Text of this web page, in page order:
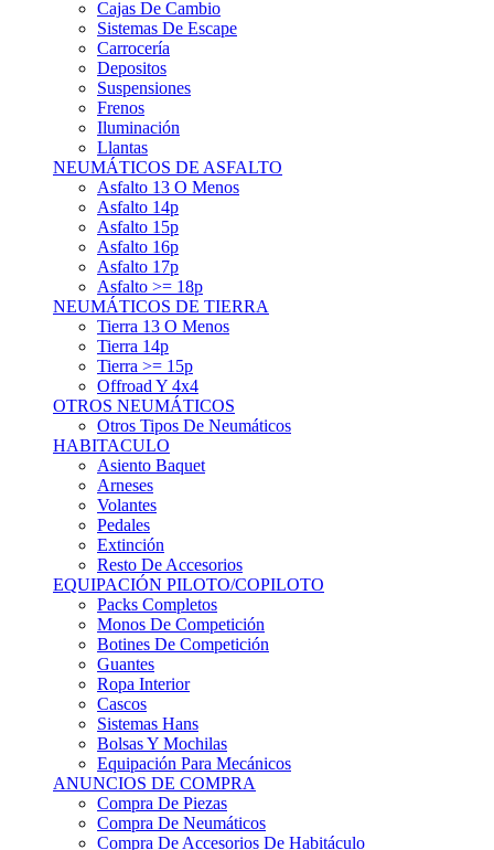
Cajas De Cambio
Sistemas De Escape
Carrocería
Depositos
Suspensiones
Frenos
Iluminación
Llantas
NEUMÁTICOS DE ASFALTO
Asfalto 13 O Menos
Asfalto 14p
Asfalto 15p
Asfalto 16p
Asfalto 17p
Asfalto >= 18p
NEUMÁTICOS DE TIERRA
Tierra 13 O Menos
Tierra 14p
Tierra >= 15p
Offroad Y 4x4
OTROS NEUMÁTICOS
Otros Tipos De Neumáticos
HABITACULO
Asiento Baquet
Arneses
Volantes
Pedales
Extinción
Resto De Accesorios
EQUIPACIÓN PILOTO/COPILOTO
Packs Completos
Monos De Competición
Botines De Competición
Guantes
Ropa Interior
Cascos
Sistemas Hans
Bolsas Y Mochilas
Equipación Para Mecánicos
ANUNCIOS DE COMPRA
Compra De Piezas
Compra De Neumáticos
Compra De Accesorios De Habitáculo